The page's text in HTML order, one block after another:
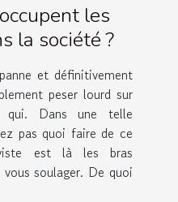
les
la société ?
et définitivement
peser lourd sur
qui. Dans une telle
pas quoi faire de ce
est là les bras
soulager. De quoi